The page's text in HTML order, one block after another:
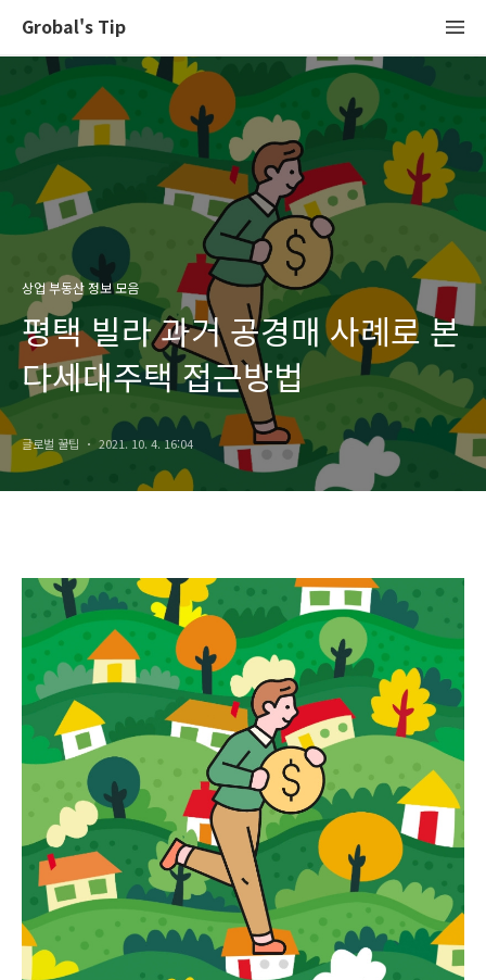
Grobal's Tip
상업 부동산 정보 모음
평택 빌라 과거 공경매 사례로 본
다세대주택 접근방법
글로벌 꿀팁 2021. 10. 4. 16:04